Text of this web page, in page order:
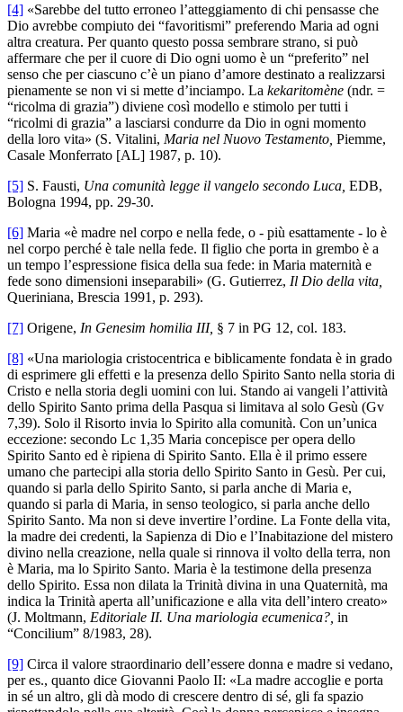
[4] «Sarebbe del tutto erroneo l’atteggiamento di chi pensasse che
Dio avrebbe compiuto dei “favoritismi” preferendo Maria ad ogni
altra creatura. Per quanto questo possa sembrare strano, si può
affermare che per il cuore di Dio ogni uomo è un “preferito” nel
senso che per ciascuno c’è un piano d’amore destinato a realizzarsi
pienamente se non vi si mette d’inciampo. La kekaritomène (ndr. =
“ricolma di grazia”) diviene così modello e stimolo per tutti i
“ricolmi di grazia” a lasciarsi condurre da Dio in ogni momento
della loro vita» (S. Vitalini, Maria nel Nuovo Testamento, Piemme,
Casale Monferrato [AL] 1987, p. 10).
[5] S. Fausti, Una comunità legge il vangelo secondo Luca, EDB,
Bologna 1994, pp. 29-30.
[6] Maria «è madre nel corpo e nella fede, o - più esattamente - lo è
nel corpo perché è tale nella fede. Il figlio che porta in grembo è a
un tempo l’espressione fisica della sua fede: in Maria maternità e
fede sono dimensioni inseparabili» (G. Gutierrez, Il Dio della vita,
Queriniana, Brescia 1991, p. 293).
[7] Origene, In Genesim homilia III, § 7 in PG 12, col. 183.
[8] «Una mariologia cristocentrica e biblicamente fondata è in grado
di esprimere gli effetti e la presenza dello Spirito Santo nella storia di
Cristo e nella storia degli uomini con lui. Stando ai vangeli l’attività
dello Spirito Santo prima della Pasqua si limitava al solo Gesù (Gv
7,39). Solo il Risorto invia lo Spirito alla comunità. Con un’unica
eccezione: secondo Lc 1,35 Maria concepisce per opera dello
Spirito Santo ed è ripiena di Spirito Santo. Ella è il primo essere
umano che partecipi alla storia dello Spirito Santo in Gesù. Per cui,
quando si parla dello Spirito Santo, si parla anche di Maria e,
quando si parla di Maria, in senso teologico, si parla anche dello
Spirito Santo. Ma non si deve invertire l’ordine. La Fonte della vita,
la madre dei credenti, la Sapienza di Dio e l’Inabitazione del mistero
divino nella creazione, nella quale si rinnova il volto della terra, non
è Maria, ma lo Spirito Santo. Maria è la testimone della presenza
dello Spirito. Essa non dilata la Trinità divina in una Quaternità, ma
indica la Trinità aperta all’unificazione e alla vita dell’intero creato»
(J. Moltmann, Editoriale II. Una mariologia ecumenica?, in
“Concilium” 8/1983, 28).
[9] Circa il valore straordinario dell’essere donna e madre si vedano,
per es., quanto dice Giovanni Paolo II: «La madre accoglie e porta
in sé un altro, gli dà modo di crescere dentro di sé, gli fa spazio